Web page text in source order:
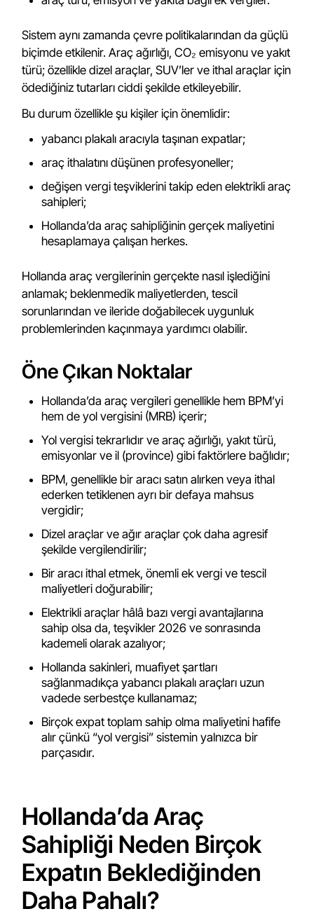
Sistem aynı zamanda çevre politikalarından da güçlü
biçimde etkilenir. Araç ağırlığı, CO₂ emisyonu ve yakıt
türü; özellikle dizel araçlar, SUV’ler ve ithal araçlar için
ödediğiniz tutarları ciddi şekilde etkileyebilir.
Bu durum özellikle şu kişiler için önemlidir:
yabancı plakalı aracıyla taşınan expatlar;
araç ithalatını düşünen profesyoneller;
değişen vergi teşviklerini takip eden elektrikli araç
sahipleri;
Hollanda’da araç sahipliğinin gerçek maliyetini
hesaplamaya çalışan herkes.
Hollanda araç vergilerinin gerçekte nasıl işlediğini
anlamak; beklenmedik maliyetlerden, tescil
sorunlarından ve ileride doğabilecek uygunluk
problemlerinden kaçınmaya yardımcı olabilir.
Öne Çıkan Noktalar
Hollanda’da araç vergileri genellikle hem BPM’yi
hem de yol vergisini (MRB) içerir;
Yol vergisi tekrarlıdır ve araç ağırlığı, yakıt türü,
emisyonlar ve il (province) gibi faktörlere bağlıdır;
BPM, genellikle bir aracı satın alırken veya ithal
ederken tetiklenen ayrı bir defaya mahsus
vergidir;
Dizel araçlar ve ağır araçlar çok daha agresif
şekilde vergilendirilir;
Bir aracı ithal etmek, önemli ek vergi ve tescil
maliyetleri doğurabilir;
Elektrikli araçlar hâlâ bazı vergi avantajlarına
sahip olsa da, teşvikler 2026 ve sonrasında
kademeli olarak azalıyor;
Hollanda sakinleri, muafiyet şartları
sağlanmadıkça yabancı plakalı araçları uzun
vadede serbestçe kullanamaz;
Birçok expat toplam sahip olma maliyetini hafife
alır çünkü “yol vergisi” sistemin yalnızca bir
parçasıdır.
Hollanda’da Araç
Sahipliği Neden Birçok
Expatın Beklediğinden
Daha Pahalı?